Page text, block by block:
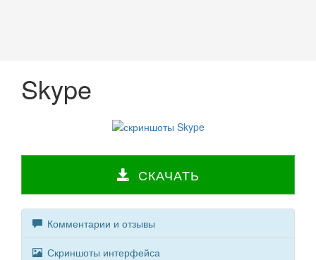
Skype
СКАЧАТЬ
Комментарии и отзывы
Скриншоты интерфейса